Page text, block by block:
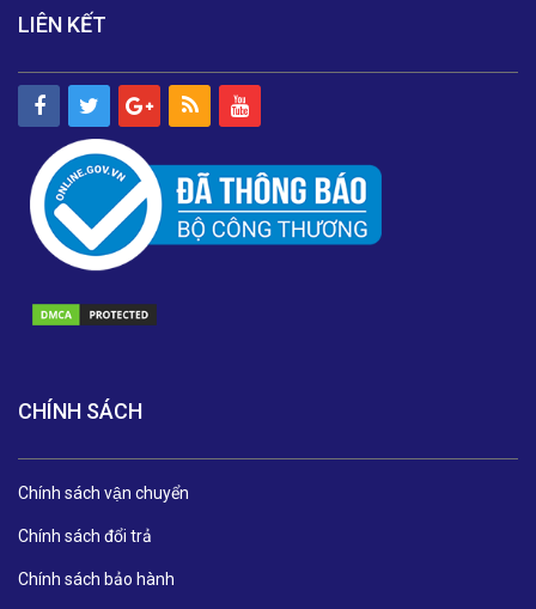
LIÊN KẾT
CHÍNH SÁCH
Chính sách vận chuyển
Chính sách đổi trả
Chính sách bảo hành